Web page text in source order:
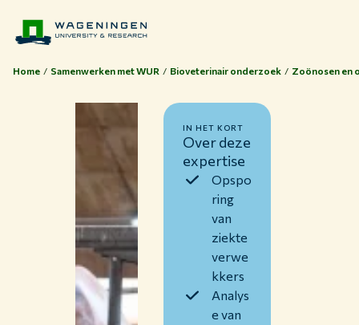
Home Samenwerken met WUR Bioveterinair onderzoek Zoönosen en
Over deze
expertise
IN HET KORT
Opspo
ring
van
ziekte
verwe
kkers
Analys
e van